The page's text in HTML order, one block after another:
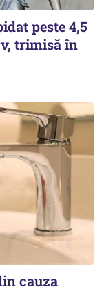
peste 4,5
trimisă în
cauza